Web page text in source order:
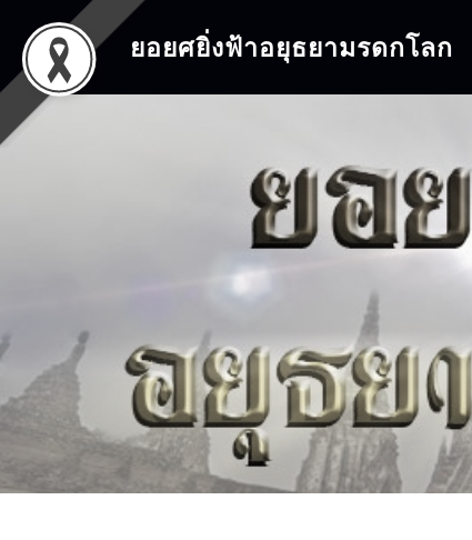
เนื้อหา
ยอยศยิ่งฟ้าอยุธยามรดกโลก